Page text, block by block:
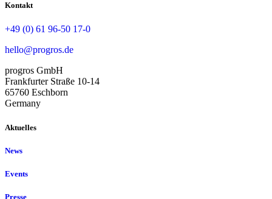
Kontakt
+49 (0) 61 96-50 17-0
hello@progros.de
progros GmbH
Frankfurter Straße 10-14
65760 Eschborn
Germany
Aktuelles
News
Events
Presse